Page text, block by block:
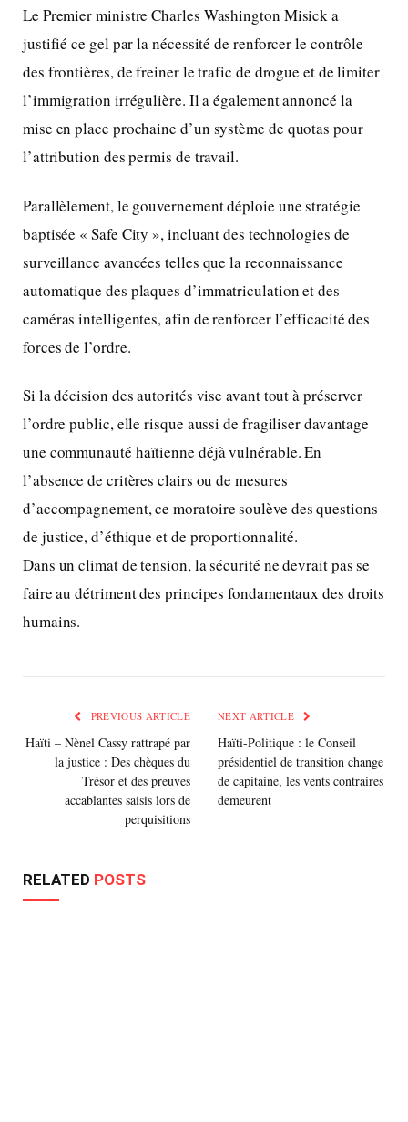
Le Premier ministre Charles Washington Misick a
justifié ce gel par la nécessité de renforcer le contrôle
des frontières, de freiner le trafic de drogue et de limiter
l’immigration irrégulière. Il a également annoncé la
mise en place prochaine d’un système de quotas pour
l’attribution des permis de travail.
Parallèlement, le gouvernement déploie une stratégie
baptisée « Safe City », incluant des technologies de
surveillance avancées telles que la reconnaissance
automatique des plaques d’immatriculation et des
caméras intelligentes, afin de renforcer l’efficacité des
forces de l’ordre.
Si la décision des autorités vise avant tout à préserver
l’ordre public, elle risque aussi de fragiliser davantage
une communauté haïtienne déjà vulnérable. En
l’absence de critères clairs ou de mesures
d’accompagnement, ce moratoire soulève des questions
de justice, d’éthique et de proportionnalité.
Dans un climat de tension, la sécurité ne devrait pas se
faire au détriment des principes fondamentaux des droits
humains.
PREVIOUS ARTICLE
Haïti – Nènel Cassy rattrapé par
la justice : Des chèques du
Trésor et des preuves
accablantes saisis lors de
perquisitions
NEXT ARTICLE
Haïti-Politique : le Conseil
présidentiel de transition change
de capitaine, les vents contraires
demeurent
RELATED POSTS